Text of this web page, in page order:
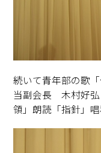
続いて青年部の歌
当副会長 木村好弘
領」朗読「指針」唱